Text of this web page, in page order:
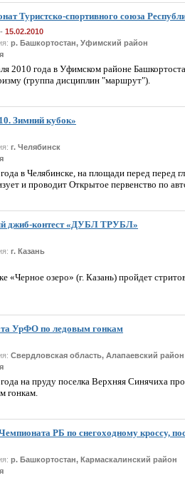
Туристско-спортивного союза
- 15.02.2010
р. Башкортостан, Уфимский район
2010 года в Уфимском районе
(группа дисциплин "маршрут").
Зимний кубок»
г. Челябинск
в Челябинске, на площади перед
и проводит Открытое первенство по
джиб-контест «ДУБЛ ТРУБЛ»
г. Казань
«Черное озеро» (г. Казань) пройдет
УрФО по ледовым гонкам
Свердловская область, Алапаевский район
на пруду поселка Верхняя Синячиха
гонкам.
РБ по снегоходному кроссу,
р. Башкортостан, Кармаскалинский район